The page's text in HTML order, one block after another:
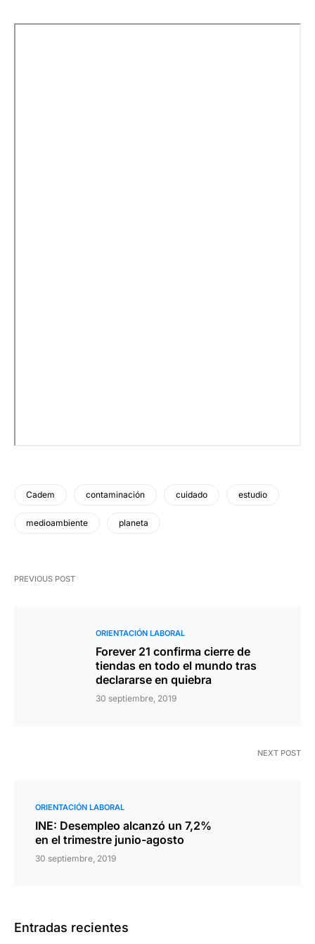
Cadem contaminación cuidado estudio
medioambiente planeta
PREVIOUS POST
ORIENTACIÓN LABORAL
Forever 21 confirma cierre de
tiendas en todo el mundo tras
declararse en quiebra
30 septiembre, 2019
NEXT POST
ORIENTACIÓN LABORAL
INE: Desempleo alcanzó un 7,2%
en el trimestre junio-agosto
30 septiembre, 2019
Entradas recientes